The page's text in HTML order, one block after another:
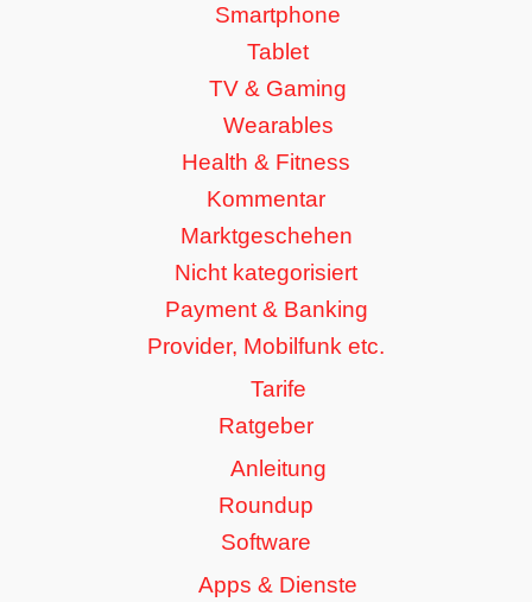
Smartphone
Tablet
TV & Gaming
Wearables
Health & Fitness
Kommentar
Marktgeschehen
Nicht kategorisiert
Payment & Banking
Provider, Mobilfunk etc.
Tarife
Ratgeber
Anleitung
Roundup
Software
Apps & Dienste